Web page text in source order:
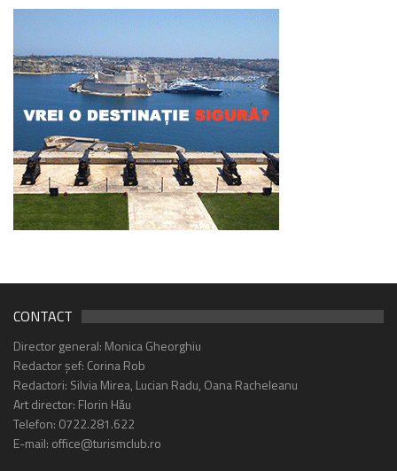
CONTACT
Director general: Monica Gheorghiu
Redactor șef: Corina Rob
Redactori: Silvia Mirea, Lucian Radu, Oana Racheleanu
Art director: Florin Hău
Telefon: 0722.281.622
E-mail: office@turismclub.ro